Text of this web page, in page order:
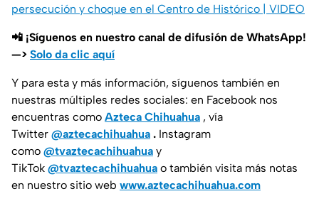
persecución y choque en el Centro de Histórico | VIDEO
📲 ¡Síguenos en nuestro canal de difusión de WhatsApp!
—> Solo da clic aquí
Y para esta y más información, síguenos también en
nuestras múltiples redes sociales: en Facebook nos
encuentras como Azteca Chihuahua , vía
Twitter @aztecachihuahua . Instagram
como @tvaztecachihuahua y
TikTok @tvaztecachihuahua o también visita más notas
en nuestro sitio web www.aztecachihuahua.com